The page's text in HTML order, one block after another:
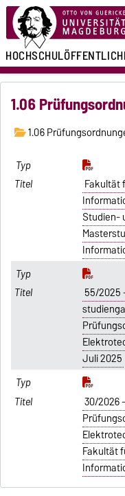
1.06
1.06
Fakultät
Studien-
55/2025
Juli 2025
30/2026
Fakultät